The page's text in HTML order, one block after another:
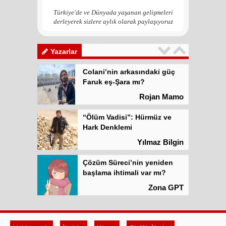
Türkiye'de ve Dünyada yaşanan gelişmeleri
derleyerek sizlere aylık olarak paylaşıyoruz
Yazarlar
Kadına şiddet “Devlet” eliyle
meşrulaştırılıyor
Atilla Yüceak
Colani’nin arkasındaki güç
Faruk eş-Şara mı?
Rojan Mamo
“Ölüm Vadisi”: Hürmüz ve
Hark Denklemi
Yılmaz Bilgin
Çözüm Süreci’nin yeniden
başlama ihtimali var mı?
Zona GPT